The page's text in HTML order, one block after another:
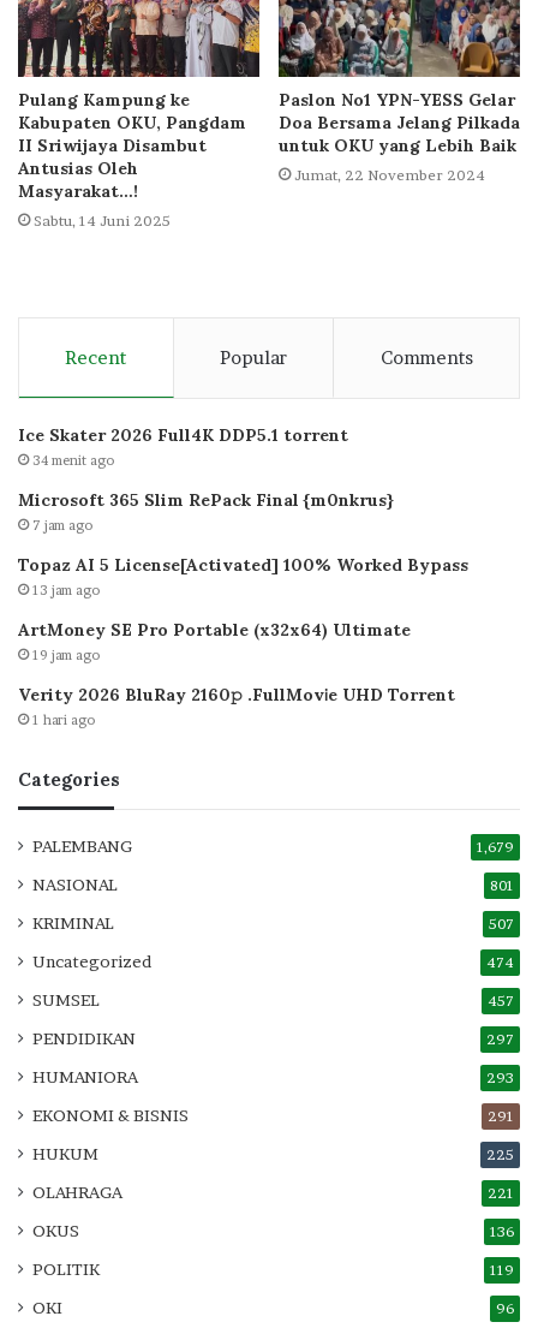
Pulang Kampung ke
Kabupaten OKU, Pangdam
II Sriwijaya Disambut
Antusias Oleh
Masyarakat…!
Sabtu, 14 Juni 2025
Paslon No1 YPN-YESS Gelar
Doa Bersama Jelang Pilkada
untuk OKU yang Lebih Baik
Jumat, 22 November 2024
Recent Popular Comments
Ice Skater 2026 Full4K DDP5.1 torrent
34 menit ago
Microsoft 365 Slim RePack Final {m0nkrus}
7 jam ago
Topaz AI 5 License[Activated] 100% Worked Bypass
13 jam ago
ArtMoney SE Pro Portable (x32x64) Ultimate
19 jam ago
Verity 2026 BluRay 2160𝚙 .FullMov𝗂e UHD Torrent
1 hari ago
Categories
PALEMBANG 1,679
NASIONAL 801
KRIMINAL 507
Uncategorized 474
SUMSEL 457
PENDIDIKAN 297
HUMANIORA 293
EKONOMI & BISNIS 291
HUKUM 225
OLAHRAGA 221
OKUS 136
POLITIK 119
OKI 96